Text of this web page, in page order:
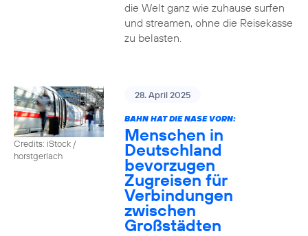
die Welt ganz wie zuhause surfen
und streamen, ohne die Reisekasse
zu belasten.
Credits: iStock /
horstgerlach
28. April 2025
BAHN HAT DIE NASE VORN:
Menschen in
Deutschland
bevorzugen
Zugreisen für
Verbindungen
zwischen
Großstädten